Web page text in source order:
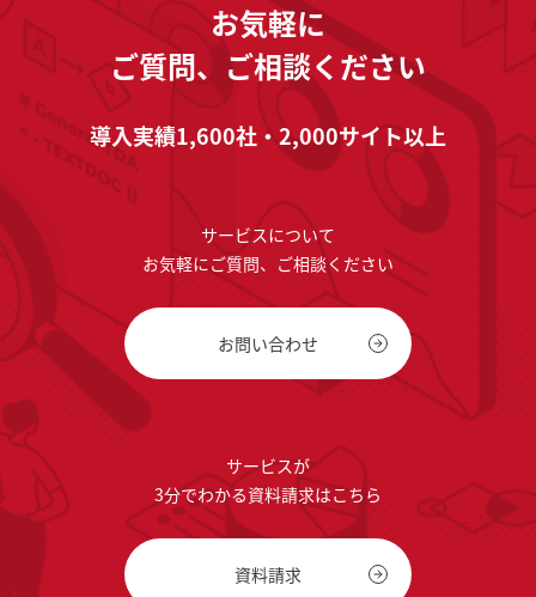
お気軽に
ご質問、ご相談ください
導入実績1,600社・2,000サイト以上
サービスについて
お気軽にご質問、ご相談ください
お問い合わせ
サービスが
3分でわかる資料請求はこちら
資料請求